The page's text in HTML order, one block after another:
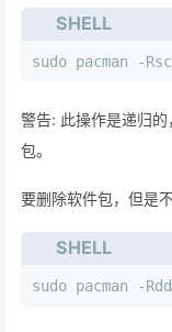
SHELL
sudo pacman -
警告: 此操作是递归
包。
要删除软件包，但是
SHELL
sudo pacman -